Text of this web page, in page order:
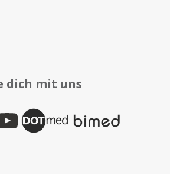
dich mit uns